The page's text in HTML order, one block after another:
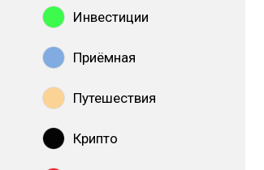
Инвестиции
Приёмная
Путешествия
Крипто